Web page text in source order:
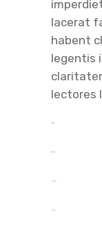
lacerat
habent
legentis
lectores